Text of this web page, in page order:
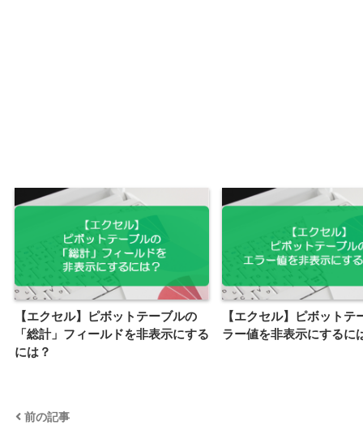
【エクセル】ピボットテーブルの
「総計」フィールドを非表示にする
には？
【エクセル】ピボットテ
ラー値を非表示にするに
前の記事